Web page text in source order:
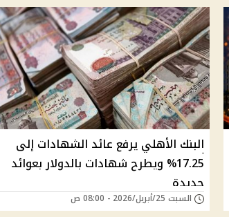
البنك الأهلي يرفع عائد الشهادات إلى
17.25% ويطرح شهادات بالدولار بعوائد
جديدة
السبت 25/أبريل/2026 - 08:00 ص